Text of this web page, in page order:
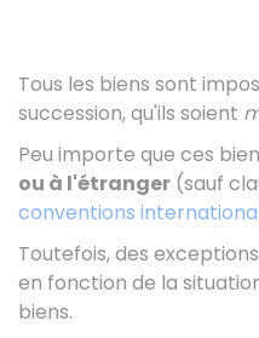
Tous les biens sont
succession, qu'ils soient
Peu importe que ces
ou à l'étranger (sauf
conventions
Toutefois, des
en fonction de la
biens.